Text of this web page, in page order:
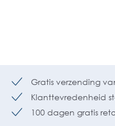
Gratis verzending
Klanttevredenheid
100 dagen gratis